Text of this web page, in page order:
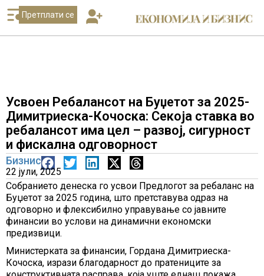
Претплати се
Усвоен Ребалансот на Буџетот за 2025-
Димитриеска-Кочоска: Секоја ставка во
ребалансот има цел – развој, сигурност
и фискална одговорност
Бизнис
22 јули, 2025
Собранието денеска го усвои Предлогот за ребаланс на
Буџетот за 2025 година, што претставува одраз на
одговорно и флексибилно управување со јавните
финансии во услови на динамични економски
предизвици.
Министерката за финансии, Гордана Димитриеска-
Кочоска, изрази благодарност до пратениците за